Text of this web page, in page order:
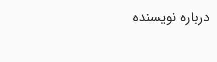
درباره نویسنده